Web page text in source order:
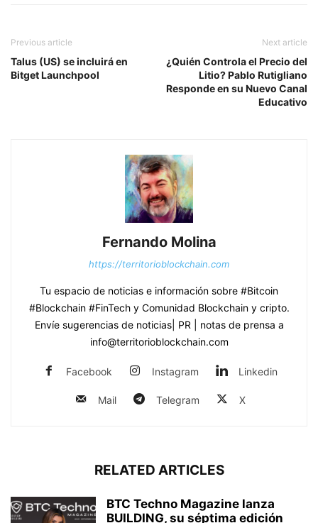
Previous article
Talus (US) se incluirá en
Bitget Launchpool
Next article
¿Quién Controla el Precio del
Litio? Pablo Rutigliano
Responde en su Nuevo Canal
Educativo
Fernando Molina
https://territorioblockchain.com
Tu espacio de noticias e información sobre #Bitcoin
#Blockchain #FinTech y Comunidad Blockchain y cripto.
Envíe sugerencias de noticias| PR | notas de prensa a
info@territorioblockchain.com
Facebook Instagram Linkedin
Mail Telegram X
RELATED ARTICLES
BTC Techno Magazine lanza
BUILDING, su séptima edición